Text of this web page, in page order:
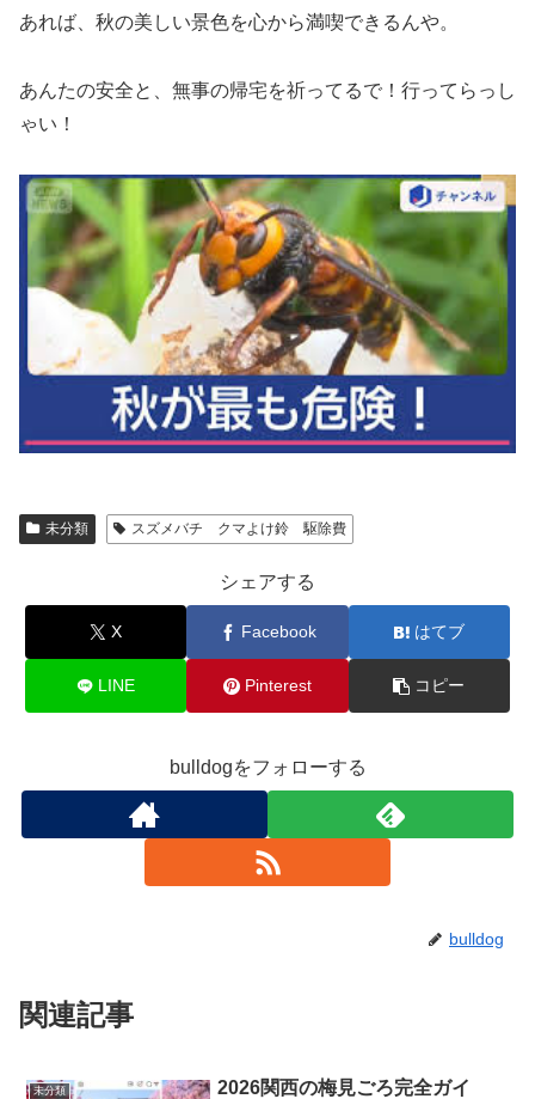
あれば、秋の美しい景色を心から満喫できるんや。
あんたの安全と、無事の帰宅を祈ってるで！行ってらっし
ゃい！
未分類 スズメバチ クマよけ鈴 駆除費
シェアする
X Facebook はてブ
LINE Pinterest コピー
bulldogをフォローする
bulldog
関連記事
未分類
2026関西の梅見ごろ完全ガイ